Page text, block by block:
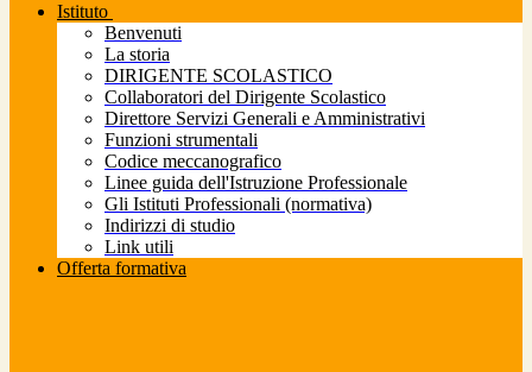
Istituto
Benvenuti
La storia
DIRIGENTE SCOLASTICO
Collaboratori del Dirigente Scolastico
Direttore Servizi Generali e Amministrativi
Funzioni strumentali
Codice meccanografico
Linee guida dell'Istruzione Professionale
Gli Istituti Professionali (normativa)
Indirizzi di studio
Link utili
Offerta formativa